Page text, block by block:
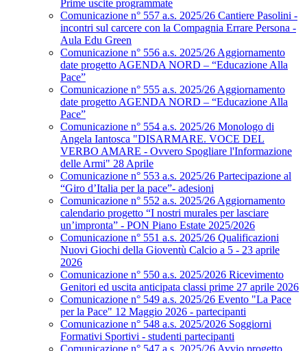
Prime uscite programmate
Comunicazione n° 557 a.s. 2025/26 Cantiere Pasolini -
incontri sul carcere con la Compagnia Errare Persona -
Aula Edu Green
Comunicazione n° 556 a.s. 2025/26 Aggiornamento
date progetto AGENDA NORD – “Educazione Alla
Pace”
Comunicazione n° 555 a.s. 2025/26 Aggiornamento
date progetto AGENDA NORD – “Educazione Alla
Pace”
Comunicazione n° 554 a.s. 2025/26 Monologo di
Angela Iantosca "DISARMARE. VOCE DEL
VERBO AMARE - Ovvero Spogliare l'Informazione
delle Armi" 28 Aprile
Comunicazione n° 553 a.s. 2025/26 Partecipazione al
“Giro d’Italia per la pace”- adesioni
Comunicazione n° 552 a.s. 2025/26 Aggiornamento
calendario progetto “I nostri murales per lasciare
un’impronta” - PON Piano Estate 2025/2026
Comunicazione n° 551 a.s. 2025/26 Qualificazioni
Nuovi Giochi della Gioventù Calcio a 5 - 23 aprile
2026
Comunicazione n° 550 a.s. 2025/2026 Ricevimento
Genitori ed uscita anticipata classi prime 27 aprile 2026
Comunicazione n° 549 a.s. 2025/26 Evento "La Pace
per la Pace" 12 Maggio 2026 - partecipanti
Comunicazione n° 548 a.s. 2025/2026 Soggiorni
Formativi Sportivi - studenti partecipanti